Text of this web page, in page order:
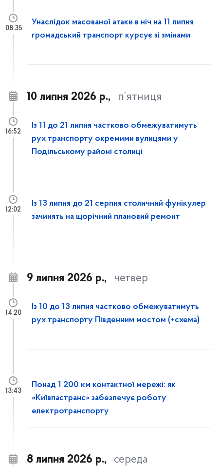
Унаслідок масованої атаки в ніч на 11 липня
громадський транспорт курсує зі змінами
08:35
10 липня 2026 р., п’ятниця
Із 11 до 21 липня частково обмежуватимуть
рух транспорту окремими вулицями у
Подільському районі столиці
16:52
Із 13 липня до 21 серпня столичний фунікулер
зачинять на щорічний плановий ремонт
12:02
9 липня 2026 р., четвер
Із 10 до 13 липня частково обмежуватимуть
рух транспорту Південним мостом (+схема)
14:20
Понад 1 200 км контактної мережі: як
«Київпастранс» забезпечує роботу
електротранспорту
13:43
8 липня 2026 р., середа